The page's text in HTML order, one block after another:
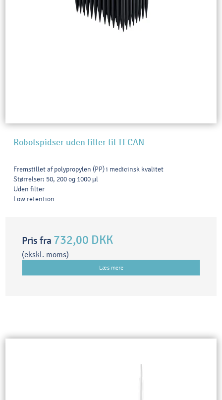
Robotspidser uden filter til TECAN
Fremstillet af polypropylen (PP) i medicinsk kvalitet
Størrelser: 50, 200 og 1000 µl
Uden filter
Low retention
Pris fra 732,00 DKK
(ekskl. moms)
Læs mere